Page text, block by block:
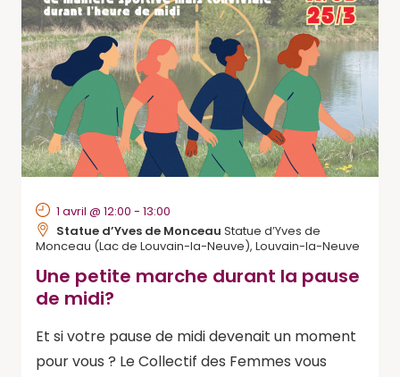
Une petite marche durant la pause
de midi?
1 avril @ 12:00 - 13:00
Statue d’Yves de Monceau Statue d’Yves de
Monceau (Lac de Louvain-la-Neuve), Louvain-la-Neuve
Et si votre pause de midi devenait un moment
pour vous ? Le Collectif des Femmes vous